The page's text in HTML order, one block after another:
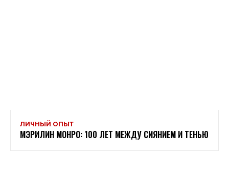
ЛИЧНЫЙ ОПЫТ
МЭРИЛИН МОНРО: 100 ЛЕТ МЕЖДУ СИЯНИЕМ И ТЕНЬЮ